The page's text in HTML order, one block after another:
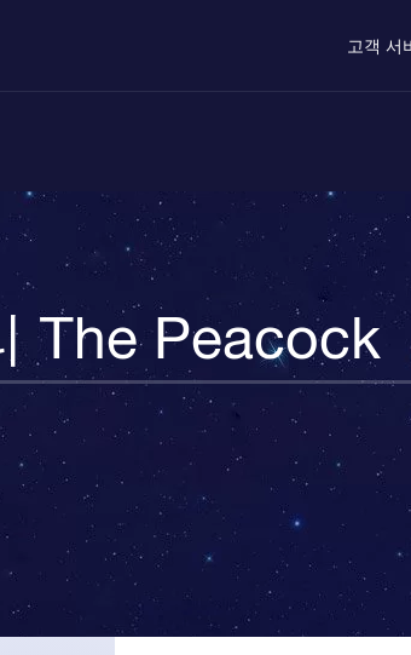
고객 서
The Peacock